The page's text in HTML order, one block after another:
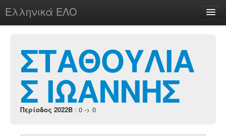
Ελληνικά ΕΛΟ
chesstu.be @ discord
Login
ΣΤΑΘΟΥΛΙΑ
Σ ΙΩΑΝΝΗΣ
Περίοδος 2022B : 0 -> 0